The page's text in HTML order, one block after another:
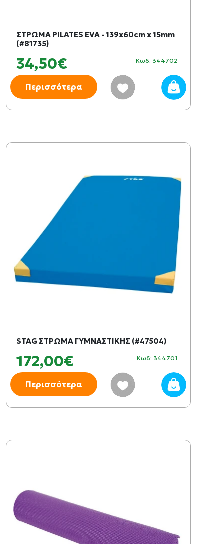
ΣΤΡΩΜΑ PILATES EVA - 139x60cm x 15mm
(#81735)
34,50€ Κωδ: 344702
Περισσότερα
STAG ΣΤΡΩΜΑ ΓΥΜΝΑΣΤΙΚΗΣ (#47504)
172,00€ Κωδ: 344701
Περισσότερα